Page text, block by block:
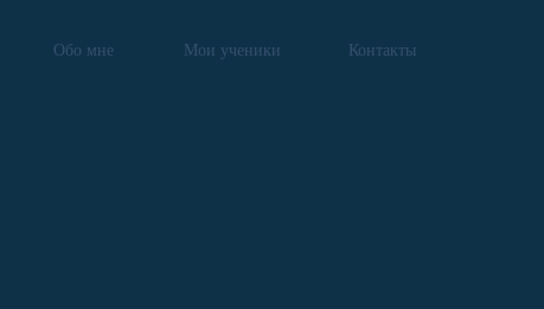
Обо мне Мои ученики Контакты